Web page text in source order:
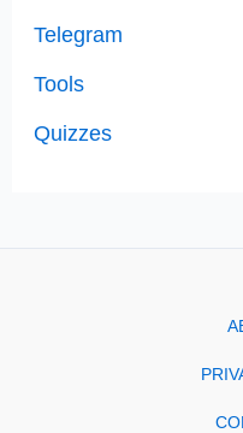
Telegram
Tools
Quizzes